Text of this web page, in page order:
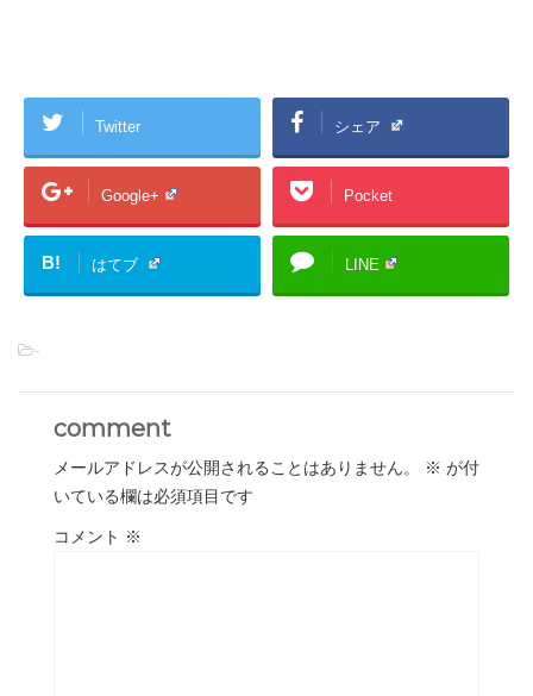
Twitter シェア
Google+ Pocket
B! はてブ LINE
-
comment
メールアドレスが公開されることはありません。 ※ が付
いている欄は必須項目です
コメント ※